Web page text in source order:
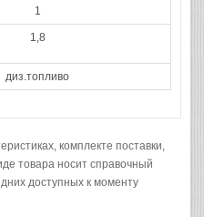
1
1,8
диз.топливо
комплекте поставки,
товара носит справочный
доступных к моменту